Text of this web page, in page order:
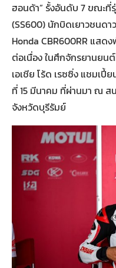
ฮอนด้า” รั้งอันดับ 7 ขณะที่
(SS600) นักบิดเยาวชนดา
Honda CBR600RR แสด
ต่อเนื่อง ในศึกจักรยานยน
เอเชีย โร้ด เรซซิ่ง แชมเ
ที่ 15 มีนาคม ที่ผ่านมา ณ ส
จังหวัดบุรีรัมย์